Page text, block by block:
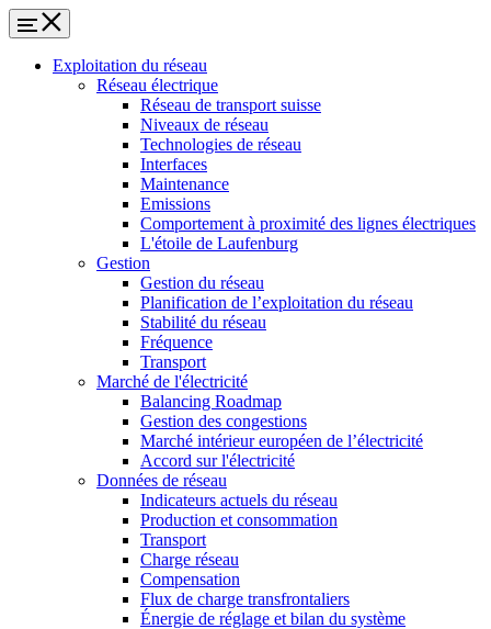
Exploitation du réseau
Réseau électrique
Réseau de transport suisse
Niveaux de réseau
Technologies de réseau
Interfaces
Maintenance
Emissions
Comportement à proximité des lignes électriques
L'étoile de Laufenburg
Gestion
Gestion du réseau
Planification de l’exploitation du réseau
Stabilité du réseau
Fréquence
Transport
Marché de l'électricité
Balancing Roadmap
Gestion des congestions
Marché intérieur européen de l’électricité
Accord sur l'électricité
Données de réseau
Indicateurs actuels du réseau
Production et consommation
Transport
Charge réseau
Compensation
Flux de charge transfrontaliers
Énergie de réglage et bilan du système